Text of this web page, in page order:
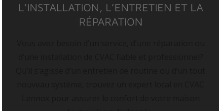
L’INSTALLATION, L’ENTRETIEN ET LA
RÉPARATION